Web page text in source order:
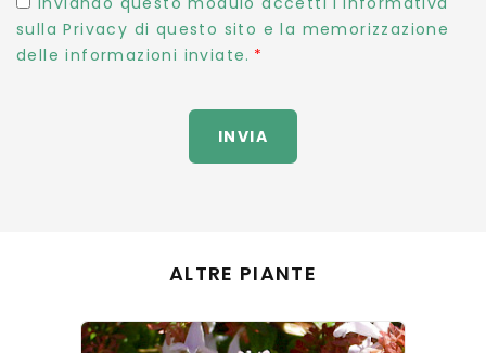
sulla Privacy di questo sito e la memorizzazione
delle informazioni inviate.
INVIA
ALTRE PIANTE